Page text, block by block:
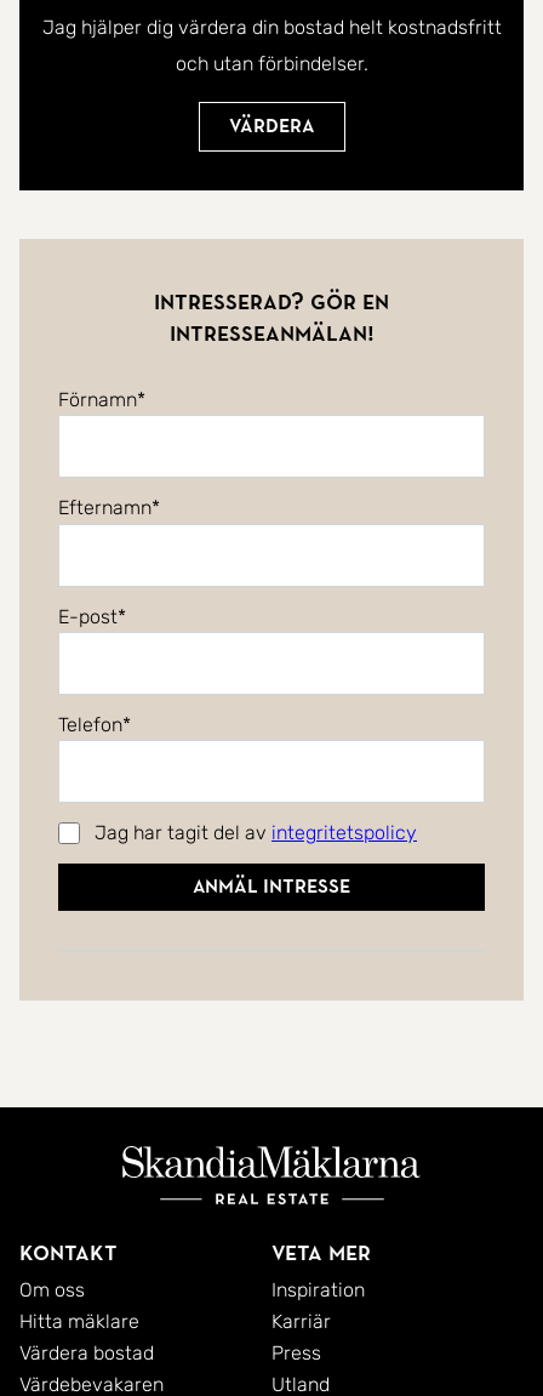
Jag hjälper dig värdera din bostad helt kostnadsfritt
och utan förbindelser.
Värdera
Intresserad? Gör en
intresseanmälan!
Förnamn
Efternamn
E-post
Telefon
Jag har tagit del av integritetspolicy
Anmäl intresse
Kontakt
Om oss
Hitta mäklare
Värdera bostad
Värdebevakaren
Veta mer
Inspiration
Karriär
Press
Utland